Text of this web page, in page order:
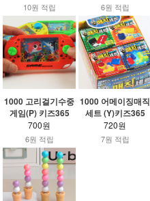
10원 적립 6원 적립
1000 고리걸기수중
게임(P) 키즈365
700원
6원 적립
1000 어메이징매직
세트 (Y)키즈365
720원
7원 적립